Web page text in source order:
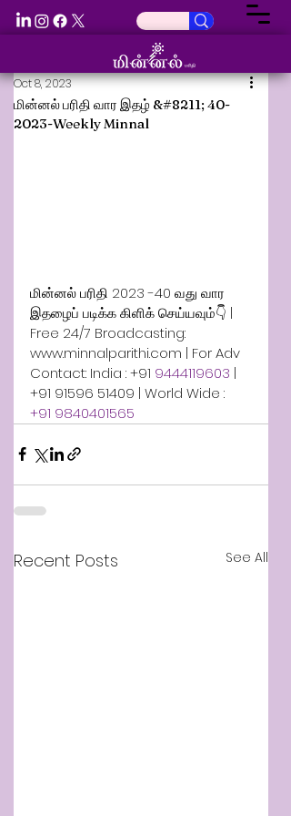
மின்னல் பரிதி வார இதழ் &#8211; 40-
2023-Weekly Minnal
Oct 8, 2023
மின்னல் பரிதி 2023 -40 வது வார
இதழைப் படிக்க கிளிக் செய்யவும்👇 |
Free 24/7 Broadcasting:
www.minnalparithi.com | For Adv
Contact: India : +91 9444119603 |
+91 91596 51409 | World Wide :
+91 9840401565
Recent Posts See All